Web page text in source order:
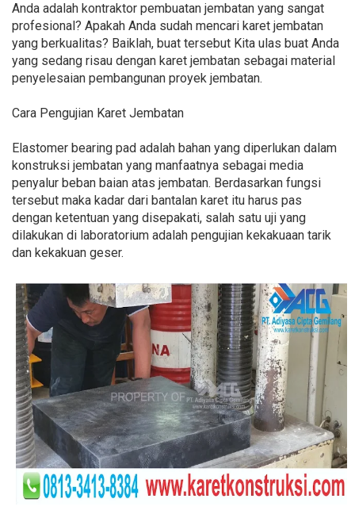
Anda adalah kontraktor pembuatan jembatan yang sangat
profesional? Apakah Anda sudah mencari karet jembatan
yang berkualitas? Baiklah, buat tersebut Kita ulas buat Anda
yang sedang risau dengan karet jembatan sebagai material
penyelesaian pembangunan proyek jembatan.
Cara Pengujian Karet Jembatan
Elastomer bearing pad adalah bahan yang diperlukan dalam
konstruksi jembatan yang manfaatnya sebagai media
penyalur beban baian atas jembatan. Berdasarkan fungsi
tersebut maka kadar dari bantalan karet itu harus pas
dengan ketentuan yang disepakati, salah satu uji yang
dilakukan di laboratorium adalah pengujian kekakuaan tarik
dan kekakuan geser.